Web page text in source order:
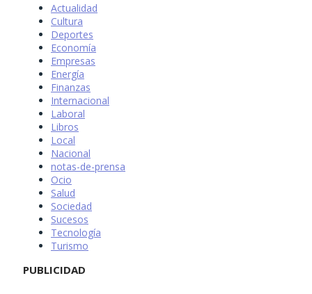
Actualidad
Cultura
Deportes
Economía
Empresas
Energía
Finanzas
Internacional
Laboral
Libros
Local
Nacional
notas-de-prensa
Ocio
Salud
Sociedad
Sucesos
Tecnología
Turismo
PUBLICIDAD